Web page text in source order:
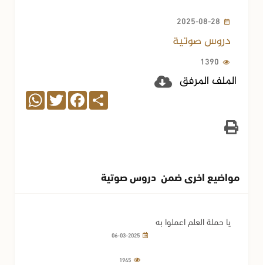
2025-08-28
دروس صوتية
1390
الملف المرفق
Share
Facebook
Twitter
WhatsApp
مواضيع اخرى ضمن دروس صوتية
يا حملة العلم اعملوا به
06-03-2025
1945